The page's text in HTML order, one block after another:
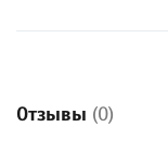
Отзывы (0)